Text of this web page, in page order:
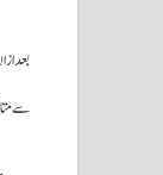
بعد
سے